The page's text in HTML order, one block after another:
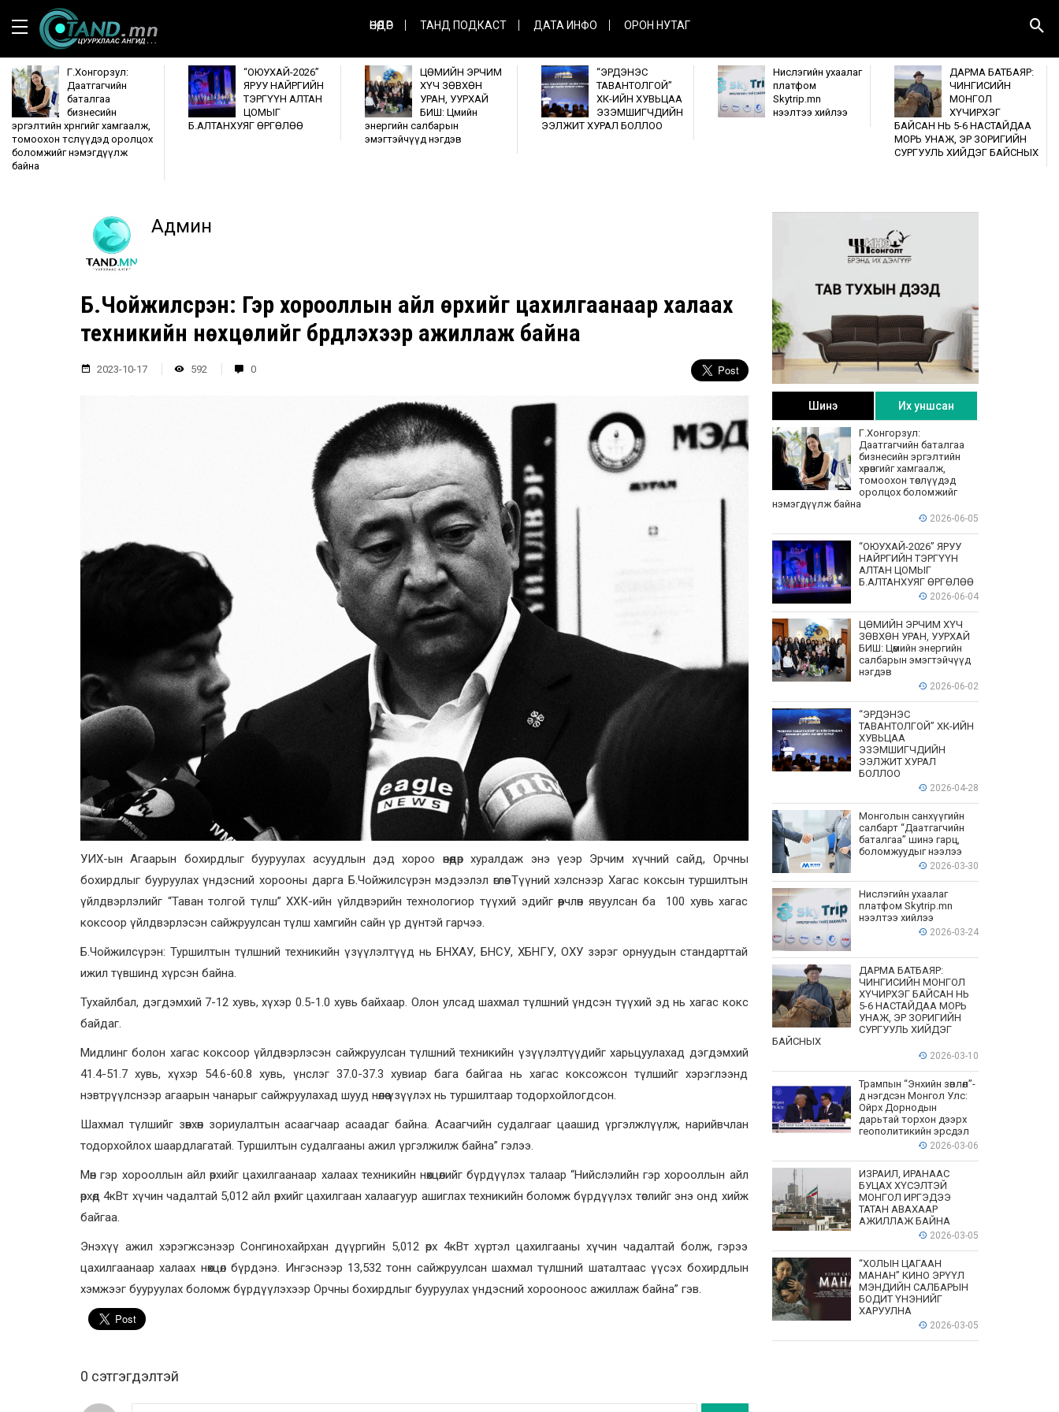
ӨНӨӨДӨР ТАНД ПОДКАСТ ДАТА ИНФО ОРОН НУТАГ
Г.Хонгорзул:
Даатгагчийн
баталгаа
бизнесийн
эргэлтийн хөрөнгийг хамгаалж,
томоохон төслүүдэд оролцох
боломжийг нэмэгдүүлж
байна
“ОЮУХАЙ-2026”
ЯРУУ НАЙРГИЙН
ТЭРГҮҮН АЛТАН
ЦОМЫГ
Б.АЛТАНХУЯГ ӨРГӨЛӨӨ
ЦӨМИЙН ЭРЧИМ
ХҮЧ ЗӨВХӨН
УРАН, УУРХАЙ
БИШ: Цөмийн
энергийн салбарын
эмэгтэйчүүд нэгдэв
“ЭРДЭНЭС
ТАВАНТОЛГОЙ”
ХК-ИЙН ХУВЬЦАА
ЭЗЭМШИГЧДИЙН
ЭЭЛЖИТ ХУРАЛ БОЛЛОО
Нислэгийн ухаалаг
платфом
Skytrip.mn
нээлтээ хийлээ
ДАРМА БАТБАЯР:
ЧИНГИСИЙН
МОНГОЛ
ХҮЧИРХЭГ
БАЙСАН НЬ 5-6 НАСТАЙДАА
МОРЬ УНАЖ, ЭР ЗОРИГИЙН
СУРГУУЛЬ ХИЙДЭГ БАЙСНЫХ
Админ
Б.Чойжилсүрэн: Гэр хорооллын айл өрхийг цахилгаанаар халаах
техникийн нөхцөлийг бүрдүүлэхээр ажиллаж байна
2023-10-17 592 0
УИХ-ын Агаарын бохирдлыг бууруулах асуудлын дэд хороо өнөөдөр хуралдаж энэ үеэр Эрчим хүчний сайд, Орчны
бохирдлыг бууруулах үндэсний хорооны дарга Б.Чойжилсүрэн мэдээлэл өглөө. Түүний хэлснээр Хагас коксын туршилтын
үйлдвэрлэлийг “Таван толгой түлш” ХХК-ийн үйлдвэрийн технологиор түүхий эдийг өөрчлөн явуулсан ба 100 хувь хагас
коксоор үйлдвэрлэсэн сайжруулсан түлш хамгийн сайн үр дүнтэй гарчээ.
Б.Чойжилсүрэн: Туршилтын түлшний техникийн үзүүлэлтүүд нь БНХАУ, БНСУ, ХБНГУ, ОХУ зэрэг орнуудын стандарттай
ижил түвшинд хүрсэн байна.
Тухайлбал, дэгдэмхий 7-12 хувь, хүхэр 0.5-1.0 хувь байхаар. Олон улсад шахмал түлшний үндсэн түүхий эд нь хагас кокс
байдаг.
Мидлинг болон хагас коксоор үйлдвэрлэсэн сайжруулсан түлшний техникийн үзүүлэлтүүдийг харьцуулахад дэгдэмхий
41.4-51.7 хувь, хүхэр 54.6-60.8 хувь, үнслэг 37.0-37.3 хувиар бага байгаа нь хагас коксожсон түлшийг хэрэглээнд
нэвтрүүлснээр агаарын чанарыг сайжруулахад шууд нөлөө үзүүлэх нь туршилтаар тодорхойлогдсон.
Шахмал түлшийг зөвхөн зориулалтын асаагчаар асаадаг байна. Асаагчийн судалгааг цаашид үргэлжлүүлж, нарийвчлан
тодорхойлох шаардлагатай. Туршилтын судалгааны ажил үргэлжилж байна” гэлээ.
Мөн гэр хорооллын айл өрхийг цахилгаанаар халаах техникийн нөхцөлийг бүрдүүлэх талаар “Нийслэлийн гэр хорооллын айл
өрхөд 4кВт хүчин чадалтай 5,012 айл өрхийг цахилгаан халаагуур ашиглах техникийн боломж бүрдүүлэх төслийг энэ онд хийж
байгаа.
Энэхүү ажил хэрэгжсэнээр Сонгинохайрхан дүүргийн 5,012 өрх 4кВт хүртэл цахилгааны хүчин чадалтай болж, гэрээ
цахилгаанаар халаах нөхцөл бүрдэнэ. Ингэснээр 13,532 тонн сайжруулсан шахмал түлшний шаталтаас үүсэх бохирдлын
хэмжээг бууруулах боломж бүрдүүлэхээр Орчны бохирдлыг бууруулах үндэсний хорооноос ажиллаж байна” гэв.
0 cэтгэгдэлтэй
Шинэ Их уншсан
Г.Хонгорзул:
Даатгагчийн баталгаа
бизнесийн эргэлтийн
хөрөнгийг хамгаалж,
томоохон төслүүдэд
оролцох боломжийг
нэмэгдүүлж байна
2026-06-05
“ОЮУХАЙ-2026” ЯРУУ
НАЙРГИЙН ТЭРГҮҮН
АЛТАН ЦОМЫГ
Б.АЛТАНХУЯГ ӨРГӨЛӨӨ
2026-06-04
ЦӨМИЙН ЭРЧИМ ХҮЧ
ЗӨВХӨН УРАН, УУРХАЙ
БИШ: Цөмийн энергийн
салбарын эмэгтэйчүүд
нэгдэв
2026-06-02
“ЭРДЭНЭС
ТАВАНТОЛГОЙ” ХК-ИЙН
ХУВЬЦАА
ЭЗЭМШИГЧДИЙН
ЭЭЛЖИТ ХУРАЛ
БОЛЛОО
2026-04-28
Монголын санхүүгийн
салбарт “Даатгагчийн
баталгаа” шинэ гарц,
боломжуудыг нээлээ
2026-03-30
Нислэгийн ухаалаг
платфом Skytrip.mn
нээлтээ хийлээ
2026-03-24
ДАРМА БАТБАЯР:
ЧИНГИСИЙН МОНГОЛ
ХҮЧИРХЭГ БАЙСАН НЬ
5-6 НАСТАЙДАА МОРЬ
УНАЖ, ЭР ЗОРИГИЙН
СУРГУУЛЬ ХИЙДЭГ
БАЙСНЫХ
2026-03-10
Трампын “Энхийн зөвлөл”-
д нэгдсэн Монгол Улс:
Ойрх Дорнодын
дарьтай торхон дээрх
геополитикийн эрсдэл
2026-03-06
ИЗРАИЛ, ИРАНААС
БУЦАХ ХҮСЭЛТЭЙ
МОНГОЛ ИРГЭДЭЭ
ТАТАН АВАХААР
АЖИЛЛАЖ БАЙНА
2026-03-05
“ХОЛЫН ЦАГААН
МАНАН” КИНО ЭРҮҮЛ
МЭНДИЙН САЛБАРЫН
БОДИТ ҮНЭНИЙГ
ХАРУУЛНА
2026-03-05